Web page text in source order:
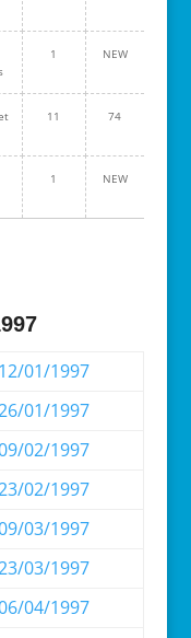
1 NEW
11 74
1 NEW
12/01/1997
01/1997
02/1997
02/1997
03/1997
03/1997
04/1997